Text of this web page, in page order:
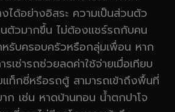
ได้อย่างอิสระ ความเป็นส่วนตัว
นตัวมากขึ้น ไม่ต้องแชร์รถกับคน
หรับครอบครัวหรือกลุ่มเพื่อน หาก
เช่ารถช่วยลดค่าใช้จ่ายเมื่อเทียบ
แท็กซี่หรือรถตู้ สามารถเข้าถึงพื้นที่
ก เช่น หาดบ้านทอน น้ำตกปาโจ